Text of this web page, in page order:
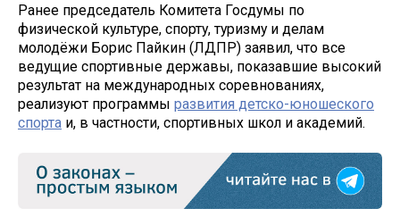
Ранее председатель Комитета Госдумы по
физической культуре, спорту, туризму и делам
молодёжи Борис Пайкин (ЛДПР) заявил, что все
ведущие спортивные державы, показавшие высокий
результат на международных соревнованиях,
реализуют программы развития детско-юношеского
спорта и, в частности, спортивных школ и академий.